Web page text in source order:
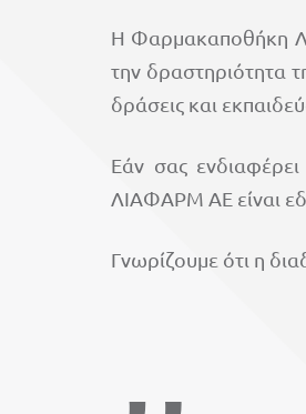
Η Φαρμακαποθήκη
την δραστηριότητα
δράσεις και
Εάν σας
ΛΙΑΦΑΡΜ ΑΕ είναι
Γνωρίζουμε ότι η